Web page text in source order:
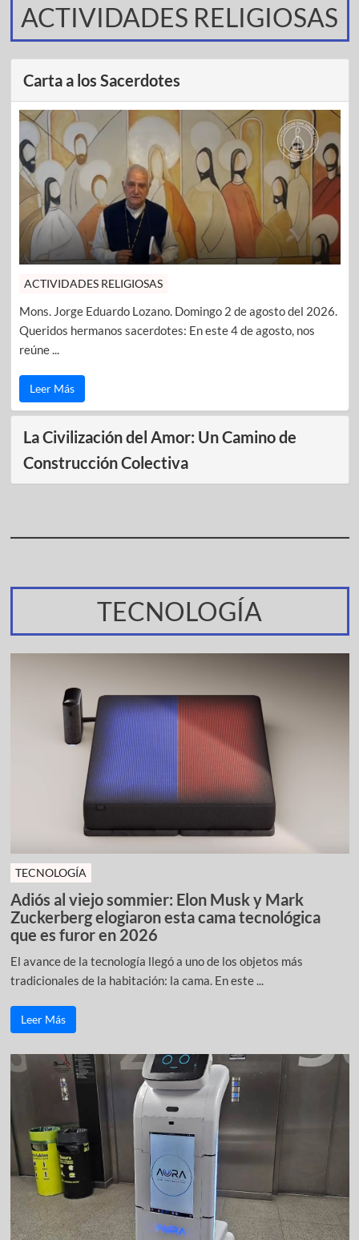
ACTIVIDADES RELIGIOSAS
Carta a los Sacerdotes
ACTIVIDADES RELIGIOSAS
Mons. Jorge Eduardo Lozano. Domingo 2 de agosto del 2026.
Queridos hermanos sacerdotes: En este 4 de agosto, nos
reúne ...
Leer Más
La Civilización del Amor: Un Camino de
Construcción Colectiva
TECNOLOGÍA
TECNOLOGÍA
Adiós al viejo sommier: Elon Musk y Mark
Zuckerberg elogiaron esta cama tecnológica
que es furor en 2026
El avance de la tecnología llegó a uno de los objetos más
tradicionales de la habitación: la cama. En este ...
Leer Más